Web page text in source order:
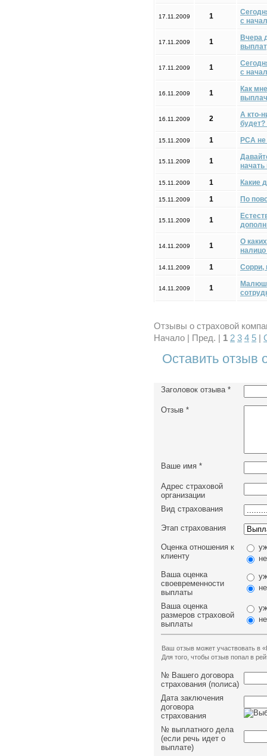
17.11.2009 1
с
17.11.2009 1
Вчера
17.11.2009 1
с
16.11.2009 1
Как
16.11.2009 2
А кто-
будет?
15.11.2009 1 РСА не
15.11.2009 1
15.11.2009 1 Какие
15.11.2009 1 По
15.11.2009 1
14.11.2009 1
О
14.11.2009 1 Сорри,
14.11.2009 1
Отзывы о страховой
Начало | Пред. | 1 2 3 4 5
Оставить отзыв
Заголовок отзыва *
Отзыв *
Ваше имя *
Адрес страховой
организации
Вид страхования
Этап страхования
Оценка отношения к
клиенту
Ваша оценка
своевременности
выплаты
Ваша оценка
размеров страховой
выплаты
Ваш отзыв может участвовать в
Для того, чтобы отзыв попал в
№ Вашего договора
страхования (полиса)
Дата заключения
договора
страхования
№ выплатного дела
(если речь идет о
выплате)